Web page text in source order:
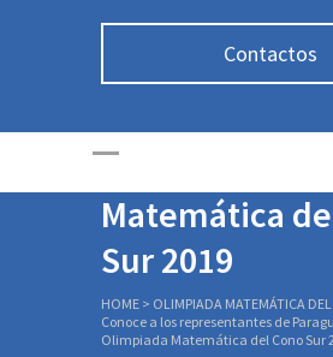
Contactos
Conoce a los
Paraguay para
Olimpiada
Matemática
Sur 2019
HOME > OLIMPIADA MATEMÁTICA
Conoce a los representantes de
Olimpiada Matemática del Cono Sur